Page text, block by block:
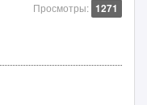
Просмотры: 1271